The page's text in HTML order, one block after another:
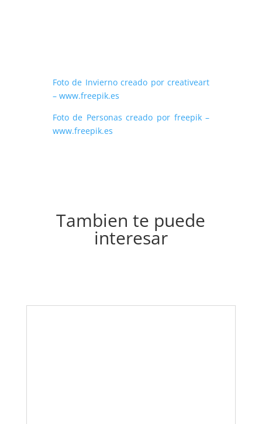
Foto de Invierno creado por creativeart
– www.freepik.es
Foto de Personas creado por freepik –
www.freepik.es
Tambien te puede
interesar